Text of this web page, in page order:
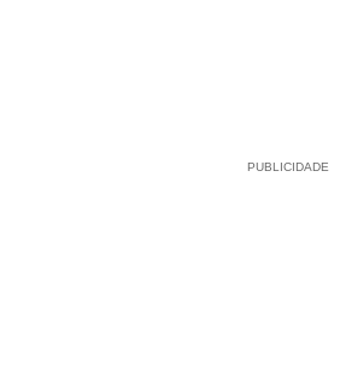
PUBLICIDADE